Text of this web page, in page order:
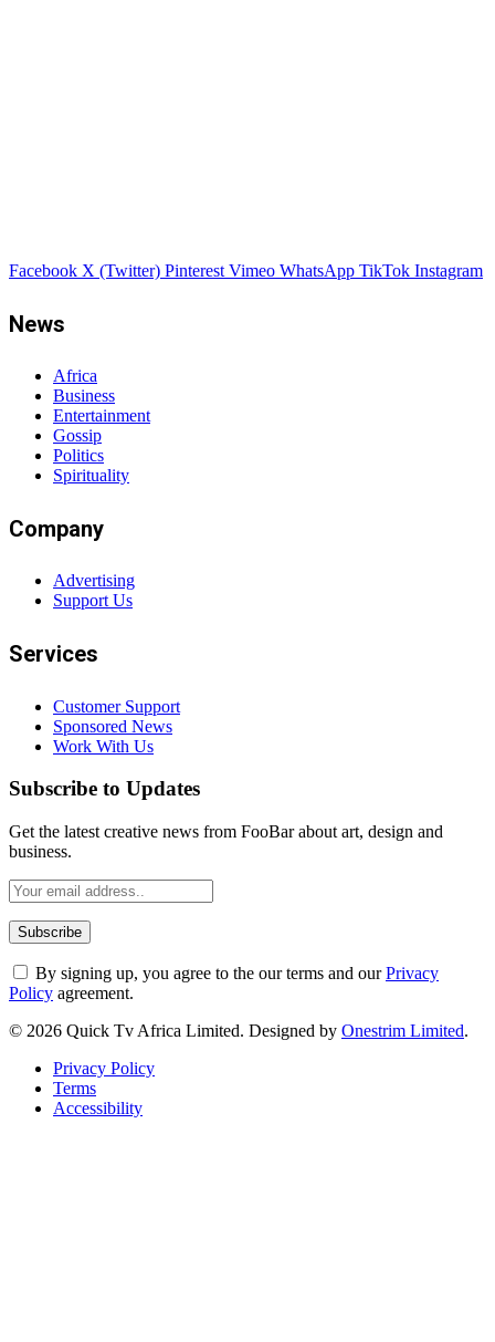
Facebook X (Twitter) Pinterest Vimeo WhatsApp TikTok Instagram
News
Africa
Business
Entertainment
Gossip
Politics
Spirituality
Company
Advertising
Support Us
Services
Customer Support
Sponsored News
Work With Us
Subscribe to Updates
Get the latest creative news from FooBar about art, design and
business.
By signing up, you agree to the our terms and ourPrivacy
Policy agreement.
© 2026 Quick Tv Africa Limited. Designed by Onestrim Limited.
Privacy Policy
Terms
Accessibility